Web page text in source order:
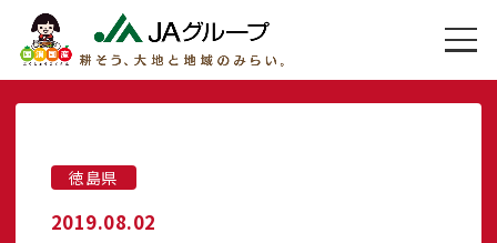
徳島県
2019.08.02